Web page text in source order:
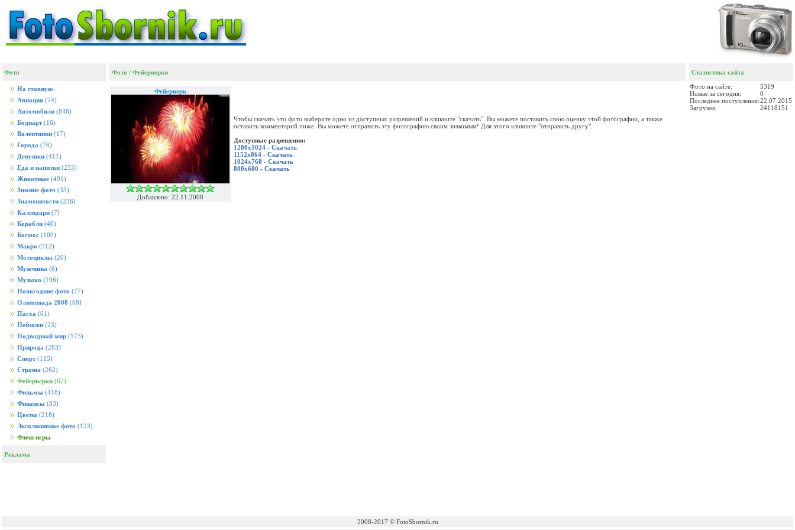
Фото
На главную
Авиация (74)
Автомобили (848)
Бодиарт (16)
Валентинки (17)
Города (76)
Девушки (411)
Еда и напитки (255)
Животные (491)
Зимние фото (33)
Знаменитости (236)
Календари (7)
Корабли (40)
Космос (109)
Макро (512)
Мотоциклы (26)
Мужчины (6)
Музыка (196)
Новогодние фото (77)
Олимпиада 2008 (68)
Пасха (61)
Пейзажи (23)
Подводный мир (173)
Природа (283)
Спорт (115)
Страны (262)
Фейерверки (62)
Фильмы (418)
Финансы (83)
Цветы (218)
Эксклюзивное фото (123)
Флеш игры
Реклама
Фото / Фейерверки
Фейерверк
Добавлено: 22.11.2008
Чтобы скачать это фото выберите одно из доступных разрешений и кликните "скачать". Вы можете поставить свою оценку этой фотографии, а также
оставить комментарий ниже. Вы можете отправить эту фотографию своим знакомым! Для этого кликните "отправить другу".
Доступные разрешения:
1280x1024 - Скачать
1152x864 - Скачать
1024x768 - Скачать
800x600 - Скачать
Статистика сайта
Фото на сайте:
5319
Новые за сегодня:
0
Последнее поступление:22.07.2015
Загрузок:
24118151
2008-2017 © FotoSbornik.ru